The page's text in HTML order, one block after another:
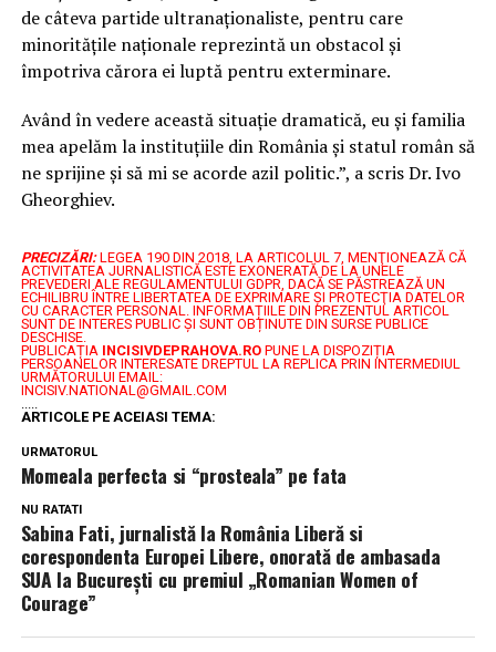
de câteva partide ultranaționaliste, pentru care
minoritățile naționale reprezintă un obstacol și
împotriva cărora ei luptă pentru exterminare.
Având în vedere această situație dramatică, eu și familia
mea apelăm la instituțiile din România și statul român să
ne sprijine și să mi se acorde azil politic.”, a scris Dr. Ivo
Gheorghiev.
PRECIZĂRI: LEGEA 190 DIN 2018, LA ARTICOLUL 7, MENŢIONEAZĂ CĂ
ACTIVITATEA JURNALISTICĂ ESTE EXONERATĂ DE LA UNELE
PREVEDERI ALE REGULAMENTULUI GDPR, DACĂ SE PĂSTREAZĂ UN
ECHILIBRU ÎNTRE LIBERTATEA DE EXPRIMARE ŞI PROTECŢIA DATELOR
CU CARACTER PERSONAL.
INFORMAȚIILE DIN PREZENTUL ARTICOL
SUNT DE INTERES PUBLIC ȘI SUNT OBȚINUTE DIN SURSE PUBLICE
DESCHISE.
PUBLICAȚIA INCISIVDEPRAHOVA.ROPUNE LA DISPOZIȚIA
PERSOANELOR INTERESATE DREPTUL LA REPLICA PRIN INTERMEDIUL
URMĂTORULUI EMAIL:
INCISIV.NATIONAL@GMAIL.COM
ARTICOLE PE ACEIASI TEMA:
URMATORUL
Momeala perfecta si “prosteala” pe fata
NU RATATI
Sabina Fati, jurnalistă la România Liberă si
corespondenta Europei Libere, onorată de ambasada
SUA la București cu premiul „Romanian Women of
Courage”